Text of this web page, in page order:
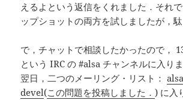
えるよという返信をくれました．それ
ップショットの両方を試しましたが，駄
で，チャットで相談したかったので，
という IRC の #alsa チャンネルに入り
翌日，二つのメーリング・リスト：
devel(この問題を投稿しました．) に入